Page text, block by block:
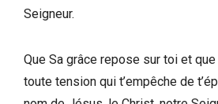
Seigneur.
Que Sa grâce repose sur toi et
toute tension qui t’empêche de